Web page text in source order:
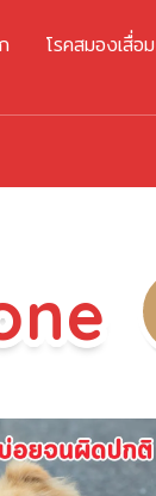
โรคสมองเสื่อม